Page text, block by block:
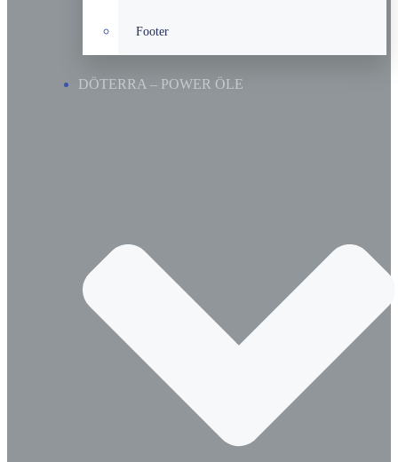
Footer
DÖTERRA – POWER ÖLE